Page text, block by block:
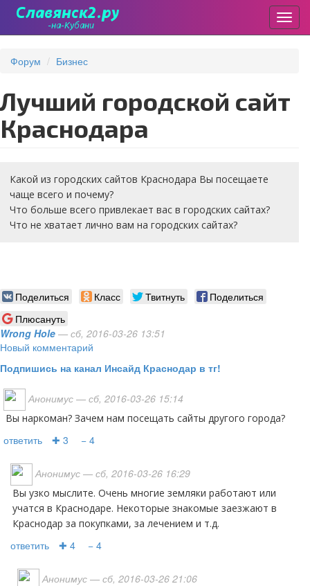
основному
Форум Бизнес
Лучший городской сайт
Краснодара
Какой из городских сайтов Краснодара Вы посещаете
чаще всего и почему?
Что больше всего привлекает вас в городских сайтах?
Что не хватает лично вам на городских сайтах?
Поделиться Класс Твитнуть
Поделиться
Плюсануть
Wrong Hole — сб, 2016-03-26 13:51
Новый комментарий
Подпишись на канал Инсайд Краснодар в тг!
Анонимус — сб, 2016-03-26 15:14
Вы наркоман? Зачем нам посещать сайты другого города?
ответить ✚ 3 − 4
Анонимус — сб, 2016-03-26 16:29
Вы узко мыслите. Очень многие земляки работают или
учатся в Краснодаре. Некоторые знакомые заезжают в
Краснодар за покупками, за лечением и т.д.
ответить ✚ 4 − 4
Анонимус — сб, 2016-03-26 21:06